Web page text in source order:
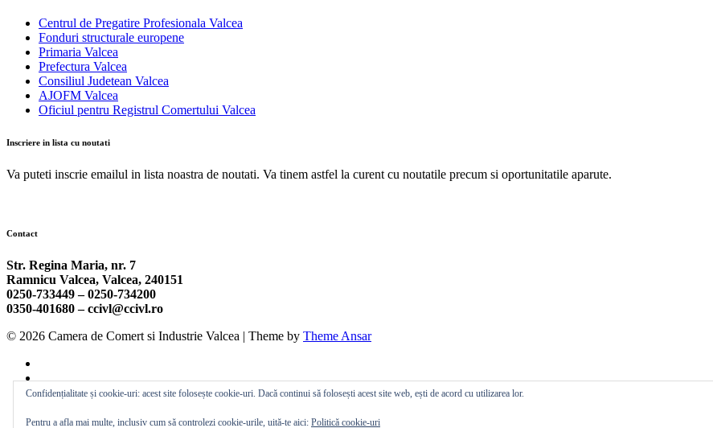
Centrul de Pregatire Profesionala Valcea
Fonduri structurale europene
Primaria Valcea
Prefectura Valcea
Consiliul Judetean Valcea
AJOFM Valcea
Oficiul pentru Registrul Comertului Valcea
Inscriere in lista cu noutati
Va puteti inscrie emailul in lista noastra de noutati. Va tinem astfel la curent cu noutatile precum si oportunitatile aparute.
Contact
Str. Regina Maria, nr. 7
Ramnicu Valcea, Valcea, 240151
0250-733449 –0250-734200
0350-401680 –ccivl@ccivl.ro
© 2026 Camera de Comert si Industrie Valcea | Theme by Theme Ansar
Confidențialitate și cookie-uri: acest site folosește cookie-uri. Dacă continui să folosești acest site web, ești de acord cu utilizarea lor.
Pentru a afla mai multe, inclusiv cum să controlezi cookie-urile, uită-te aici: Politică cookie-uri